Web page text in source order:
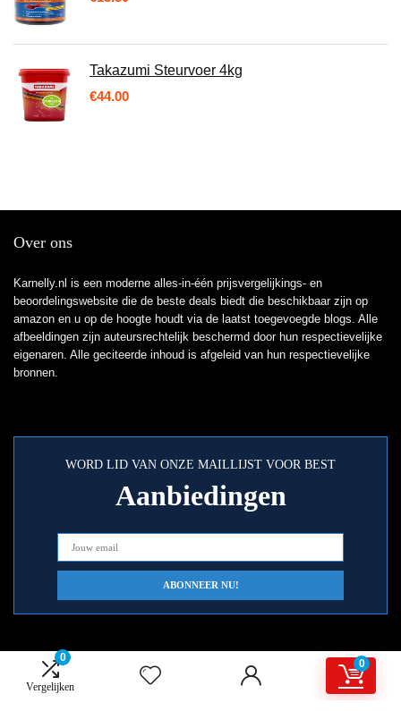
0
Vergelijken
0
Takazumi Steurvoer 4kg
€44.00
Over ons
Karnelly.nl is een moderne alles-in-één prijsvergelijkings- en
beoordelingswebsite die de beste deals biedt die beschikbaar zijn op
amazon en u op de hoogte houdt via de laatst toegevoegde blogs. Alle
afbeeldingen zijn auteursrechtelijk beschermd door hun respectievelijke
eigenaren. Alle geciteerde inhoud is afgeleid van hun respectievelijke
bronnen.
WORD LID VAN ONZE MAILLIJST VOOR BEST
Aanbiedingen
Snelle links